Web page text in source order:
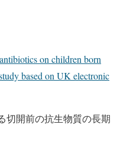
on children born
based on UK electronic
切開前の抗生物質の長期